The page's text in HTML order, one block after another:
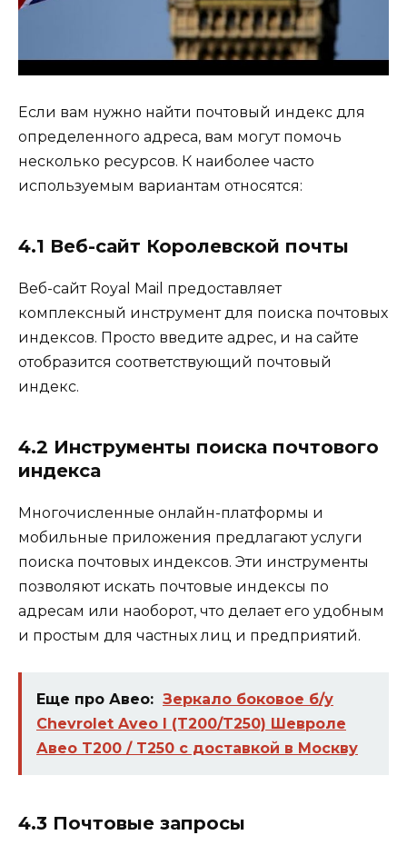
Если вам нужно найти почтовый индекс для
определенного адреса, вам могут помочь
несколько ресурсов. К наиболее часто
используемым вариантам относятся:
4.1 Веб-сайт Королевской почты
Веб-сайт Royal Mail предоставляет
комплексный инструмент для поиска почтовых
индексов. Просто введите адрес, и на сайте
отобразится соответствующий почтовый
индекс.
4.2 Инструменты поиска почтового
индекса
Многочисленные онлайн-платформы и
мобильные приложения предлагают услуги
поиска почтовых индексов. Эти инструменты
позволяют искать почтовые индексы по
адресам или наоборот, что делает его удобным
и простым для частных лиц и предприятий.
Еще про Авео: Зеркало боковое б/у
Chevrolet Aveo I (T200/T250) Шевроле
Авео T200 / T250 с доставкой в Москву
4.3 Почтовые запросы